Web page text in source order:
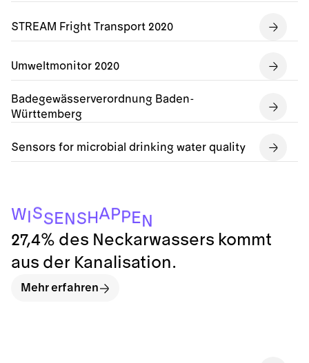
STREAM Fright Transport 2020
Umweltmonitor 2020
Badegewässerverordnung Baden-
Württemberg
Sensors for microbial drinking water quality
W SS ENS H AP P EN
27,4% des Neckarwassers kommt
aus der Kanalisation.
Mehr erfahren